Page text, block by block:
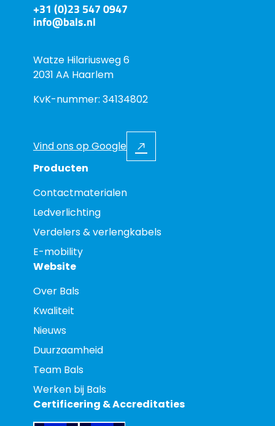
+31 (0)23 547 0947
info@bals.nl
Watze Hilariusweg 6
2031 AA Haarlem
KvK-nummer: 34134802
Vind ons op Google
Producten
Contactmaterialen
Ledverlichting
Verdelers & verlengkabels
E-mobility
Website
Over Bals
Kwaliteit
Nieuws
Duurzaamheid
Team Bals
Werken bij Bals
Certificering & Accreditaties